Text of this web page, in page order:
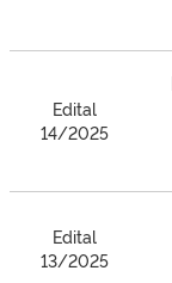
Edital
14/2025
Edital
13/2025